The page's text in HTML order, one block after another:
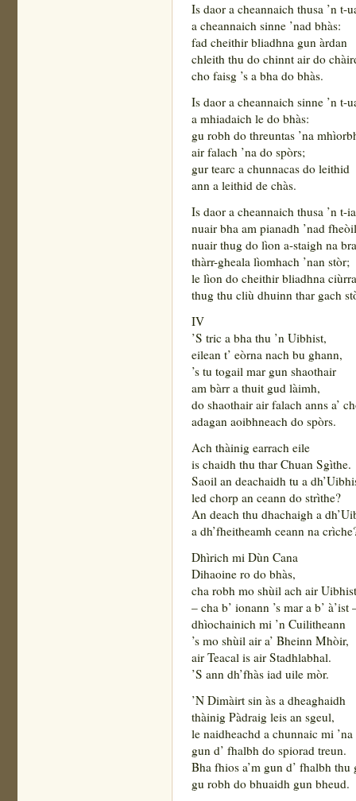
Is daor a cheannaich thusa ’n t-
a cheannaich sinne ’nad bhàs:
fad cheithir bliadhna gun àrdan
chleith thu do chinnt air do
cho faisg ’s a bha do bhàs.
Is daor a cheannaich sinne ’n t-
a mhiadaich le do bhàs:
gu robh do threuntas ’na
air falach ’na do spòrs;
gur tearc a chunnacas do leithid
ann a leithid de chàs.
Is daor a cheannaich thusa ’n t-
nuair bha am pianadh ’nad
nuair thug do lìon a-staigh na
thàrr-gheala lìomhach ’nan stòr;
le lìon do cheithir bliadhna
thug thu cliù dhuinn thar gach
IV
’S tric a bha thu ’n Uibhist,
eilean t’ eòrna nach bu ghann,
’s tu togail mar gun shaothair
am bàrr a thuit gud làimh,
do shaothair air falach anns a’
adagan aoibhneach do spòrs.
Ach thàinig earrach eile
is chaidh thu thar Chuan Sgìthe.
Saoil an deachaidh tu a
led chorp an ceann do strìthe?
An deach thu dhachaigh a
a dh’fheitheamh ceann na
Dhìrich mi Dùn Cana
Dihaoine ro do bhàs,
cha robh mo shùil ach air Uibhist
– cha b’ ionann ’s mar a b’ à’ist
dhìochainich mi ’n Cuilitheann
’s mo shùil air a’ Bheinn Mhòir,
air Teacal is air Stadhlabhal.
’S ann dh’fhàs iad uile mòr.
’N Dimàirt sin às a dheaghaidh
thàinig Pàdraig leis an sgeul,
le naidheachd a chunnaic mi ’na
gun d’ fhalbh do spiorad treun.
Bha fhios a’m gun d’ fhalbh thu
gu robh do bhuaidh gun bheud.